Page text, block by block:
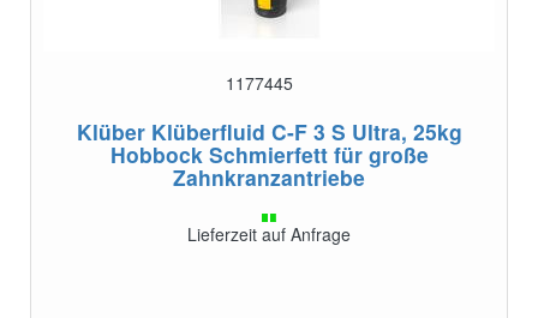
1177445
Klüber Klüberfluid C-F 3 S Ultra, 25kg
Hobbock Schmierfett für große
Zahnkranzantriebe
Lieferzeit auf Anfrage